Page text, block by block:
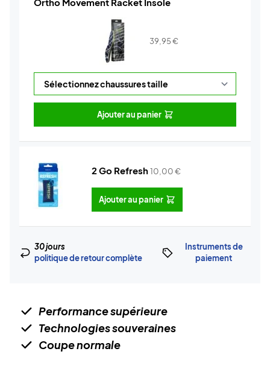
39,95€
Ajouter au panier
2 Go Refresh10,00€
Ajouter au panier
30 jours
politique de retour complète
Instruments de
paiement
Performance supérieure
Technologies souveraines
Coupe normale